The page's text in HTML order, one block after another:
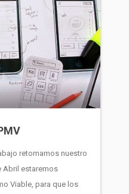
retomamos nuestro
Abril estaremos
Viable, para que los